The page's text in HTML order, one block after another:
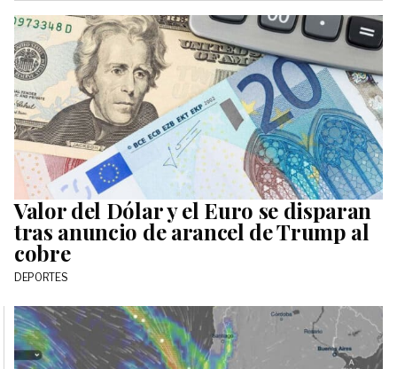
Valor del Dólar y el Euro se disparan
tras anuncio de arancel de Trump al
cobre
DEPORTES